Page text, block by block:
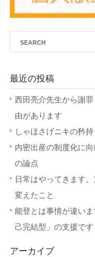
最近の投稿
西田亮介先生から謝
由があります
しゃほさげニキの矜持
内密出産の制度化に
の論点
日常はやってきます
変えたこと
能登とは事情が違い
己完結型」の支援です
アーカイブ